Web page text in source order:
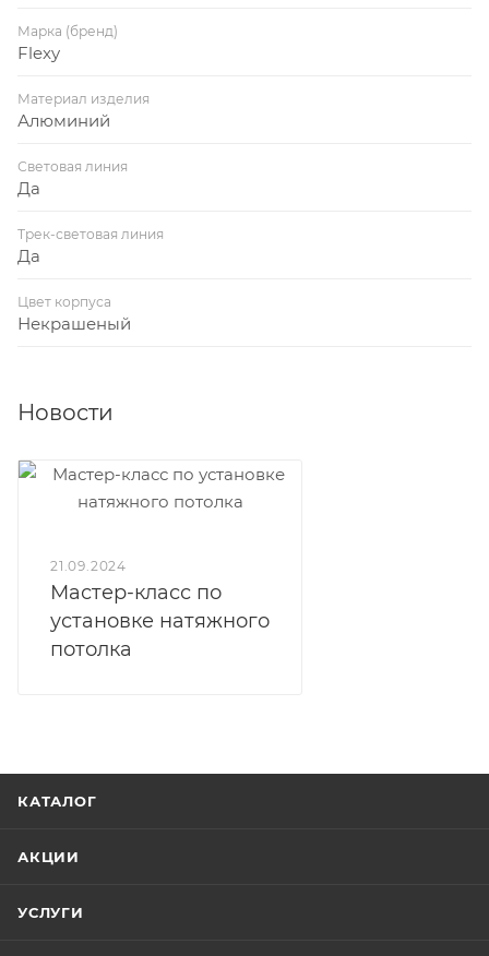
Марка (бренд)
Flexy
Материал изделия
Алюминий
Световая линия
Да
Трек-световая линия
Да
Цвет корпуса
Некрашеный
Новости
21.09.2024
Мастер-класс по
установке натяжного
потолка
КАТАЛОГ
АКЦИИ
УСЛУГИ